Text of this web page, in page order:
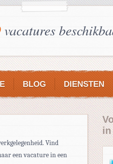
vacatures
BLOG DIENSTEN
Vind
een vacature in een